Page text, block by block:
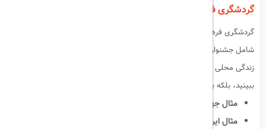
گردشگری فرهنگی (Cultural Tourism)
گردشگری فرهنگی، تجربه زنده فرهنگ مردم را به مسافران ارائه می‌دهد. این
شامل جشنواره‌ها، موسیقی محلی، آداب و رسوم، هنرهای سنتی و سبک
زندگی محلی می‌شود. سفر فرهنگی فرصت می‌دهد تا نه تنها مکان‌ها را
ببینید، بلکه با زندگی روزمره مردم و سنت‌های آنان آشنا شوید.
مثال جهانی
مثال ایرانی